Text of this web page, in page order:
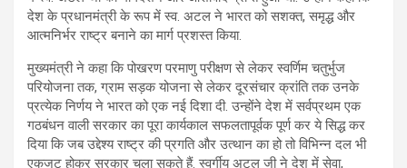
देश के प्रधानमंत्री के रूप में स्व. अटल ने भारत को सशक्त, समृद्ध और
आत्मनिर्भर राष्ट्र बनाने का मार्ग प्रशस्त किया.
मुख्यमंत्री ने कहा कि पोखरण परमाणु परीक्षण से लेकर स्वर्णिम चतुर्भुज
परियोजना तक, ग्राम सड़क योजना से लेकर दूरसंचार क्रांति तक उनके
प्रत्येक निर्णय ने भारत को एक नई दिशा दी. उन्होंने देश में सर्वप्रथम एक
गठबंधन वाली सरकार का पूरा कार्यकाल सफलतापूर्वक पूर्ण कर ये सिद्ध कर
दिया कि जब उद्देश्य राष्ट्र की प्रगति और उत्थान का हो तो विभिन्न दल भी
एकजुट होकर सरकार चला सकते हैं. स्वर्गीय अटल जी ने देश में सेवा,